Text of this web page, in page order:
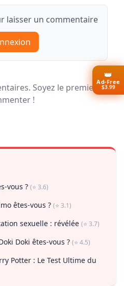
laisser un commentaire
Soyez le premier à
!
vous ? (⭐ 3.6)
êtes-vous ? (⭐ 3.1)
sexuelle : révélée (⭐ 3.7)
Doki êtes-vous ? (⭐ 4.5)
Potter : Le Test Ultime du
👑
Ad-Free
$3.99